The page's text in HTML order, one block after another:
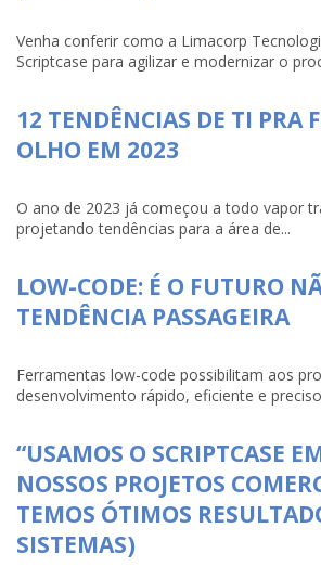
Venha conferir como a Limacorp
Scriptcase para agilizar e modernizar o
12 TENDÊNCIAS DE TI PRA
OLHO EM 2023
O ano de 2023 já começou a todo vapor
projetando tendências para a área de...
LOW-CODE: É O FUTURO
TENDÊNCIA PASSAGEIRA
Ferramentas low-code possibilitam aos
desenvolvimento rápido, eficiente e
“USAMOS O SCRIPTCASE
NOSSOS PROJETOS
TEMOS ÓTIMOS
SISTEMAS)